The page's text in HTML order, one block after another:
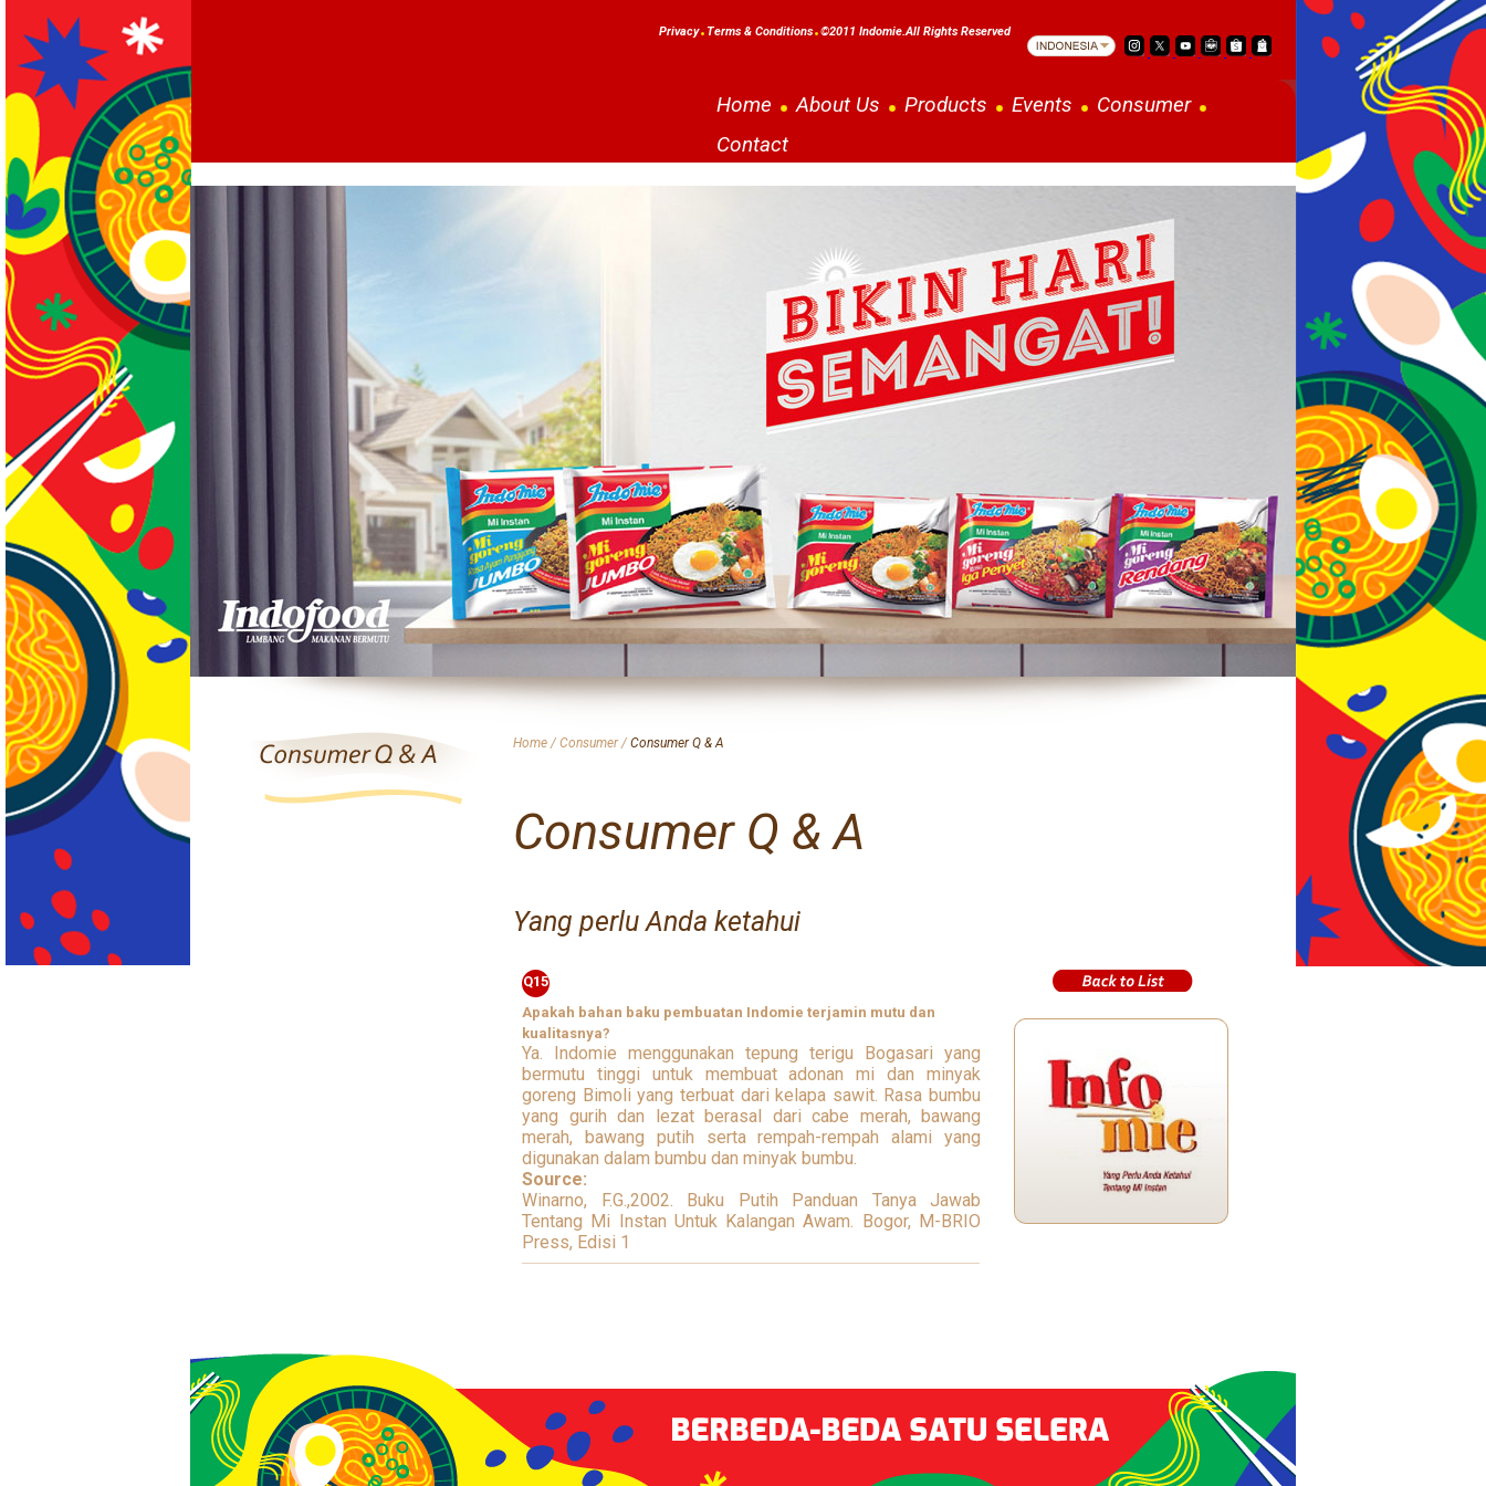
Privacy Terms & Conditions ©2011 Indomie.All Rights Reserved
Home About Us Products Events
Consumer
Contact
Home / Consumer/ Consumer Q & A
Consumer Q & A
Yang perlu Anda ketahui
Q15
Apakah bahan baku pembuatan Indomie terjamin mutu dan
kualitasnya?
Ya. Indomie menggunakan tepung terigu Bogasari yang
bermutu tinggi untuk membuat adonan mi dan minyak
goreng Bimoli yang terbuat dari kelapa sawit. Rasa bumbu
yang gurih dan lezat berasal dari cabe merah, bawang
merah, bawang putih serta rempah-rempah alami yang
digunakan dalam bumbu dan minyak bumbu.
Source:
Winarno, F.G.,2002. Buku Putih Panduan Tanya Jawab
Tentang Mi Instan Untuk Kalangan Awam. Bogor, M-BRIO
Press, Edisi 1